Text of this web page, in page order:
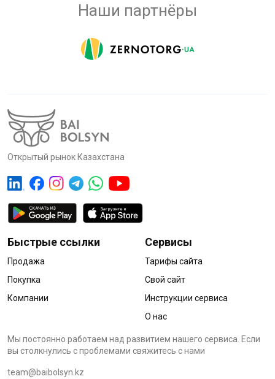
Наши партнёры
Открытый рынок Казахстана
Быстрые ссылки
Продажа
Покупка
Компании
Сервисы
Тарифы сайта
Свой сайт
Инструкции сервиса
О нас
Мы постоянно работаем над развитием нашего сервиса. Если
вы столкнулись с проблемами cвяжитесь с нами
team@baibolsyn.kz